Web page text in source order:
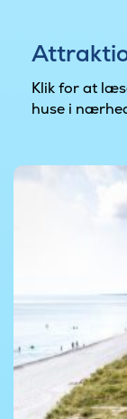
Klik for at
huse i